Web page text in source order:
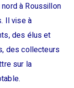
nord à Roussillon
Il vise à
des élus et
des collecteurs
sur la